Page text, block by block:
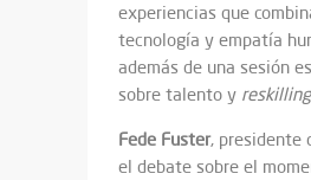
experiencias que
tecnología y empatía
además de una sesión
sobre talento y
Fede Fuster, presidente
el debate sobre el